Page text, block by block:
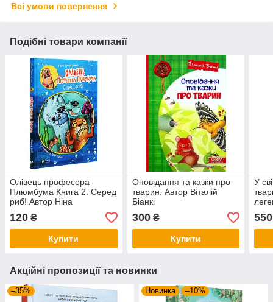
Всі умови повернення
Подібні товари компанії
Олівець професора
Плюмбума Книга 2. Серед
риб! Автор Ніна
Гундертшне
120 ₴
Купити
Оповідання та казки про
тварин. Автор Віталій
Біанкі
300₴
Купити
У
550
Акційні пропозиції та новинки
–35% Новинка –10%